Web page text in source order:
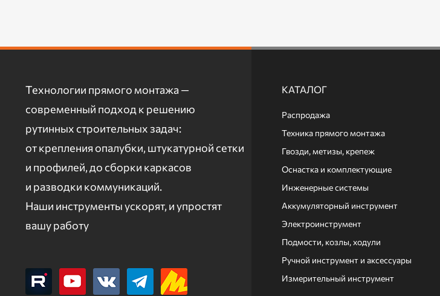
Технологии прямого монтажа —
современный подход к решению
рутинных строительных задач:
от крепления опалубки, штукатурной сетки
и профилей, до сборки каркасов
и разводки коммуникаций.
Наши инструменты ускорят, и упростят
вашу работу
КАТАЛОГ
Распродажа
Техника прямого монтажа
Гвозди, метизы, крепеж
Оснастка и комплектующие
Инженерные системы
Аккумуляторный инструмент
Электроинструмент
Подмости, козлы, ходули
Ручной инcтрумент и аксессуары
Измерительный инструмент